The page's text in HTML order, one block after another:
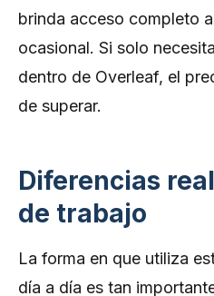
brinda acceso completo
ocasional. Si solo
dentro de Overleaf, el
de superar.
Diferencias
de trabajo
La forma en que utiliza
día a día es tan